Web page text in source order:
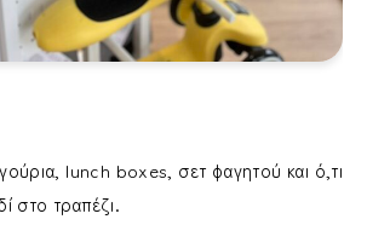
lunch boxes, σετ φαγητού και ό,τι
στο τραπέζι.